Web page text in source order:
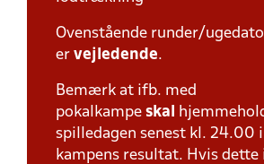
Ovenstående runder/
er vejledende.
Bemærk at ifb. med
pokalkampe skal
spilledagen senest kl. 24.00
kampens resultat. Hvis dette